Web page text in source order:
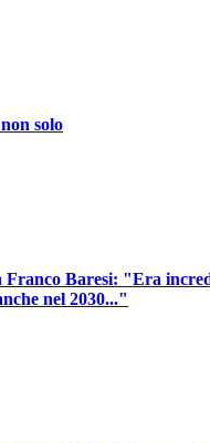
solo
Franco Baresi: "Era
nel 2030..."